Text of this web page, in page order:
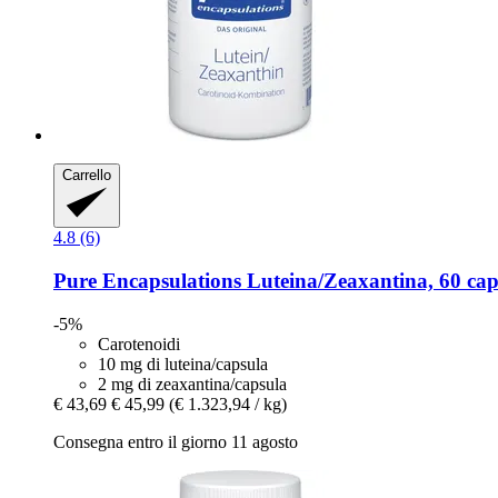
Carrello
4.8 (6)
Pure Encapsulations Luteina/Zeaxantina, 60
-5%
Carotenoidi
10 mg di luteina/capsula
2 mg di zeaxantina/capsula
€ 43,69 € 45,99 (€ 1.323,94 / kg)
Consegna entro il giorno 11 agosto